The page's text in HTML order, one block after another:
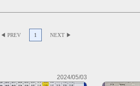
◀ PREV 1 NEXT ▶
2024/05/03